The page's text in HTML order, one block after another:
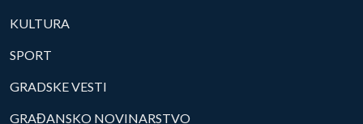
KULTURA
SPORT
GRADSKE VESTI
GRAĐANSKO NOVINARSTVO